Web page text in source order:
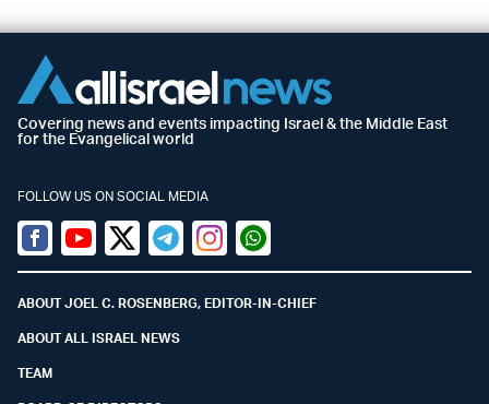
Covering news and events impacting Israel & the Middle East
for the Evangelical world
FOLLOW US ON SOCIAL MEDIA
Facebook
YoutubeTwitter (X)
TelegramInstagramWhatsapp
ABOUT JOEL C. ROSENBERG, EDITOR-IN-CHIEF
ABOUT ALL ISRAEL NEWS
TEAM